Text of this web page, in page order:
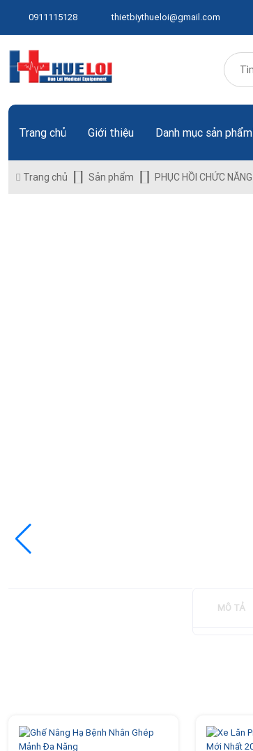
0911115128 thietbiythueloi@gmail.com
Trang chủ Giới thiệu Danh mục sản phẩm
Trang chủ Sản phẩm PHỤC HỒI CHỨC NĂNG
MÔ TẢ